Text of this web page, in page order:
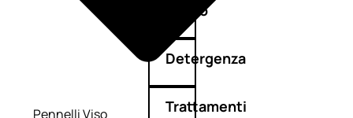
Bagno
Detergenza
Trattamenti
Pennelli Viso